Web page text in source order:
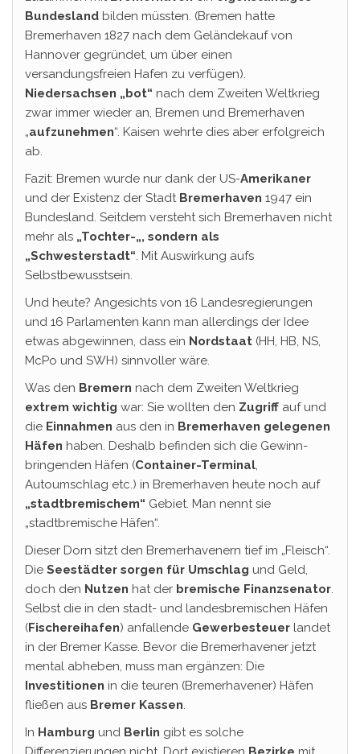
Bundesland bilden müssten. (Bremen hatte
Bremerhaven 1827 nach dem Geländekauf von
Hannover gegründet, um über einen
versandungsfreien Hafen zu verfügen).
Niedersachsen „bot“ nach dem Zweiten Weltkrieg
zwar immer wieder an, Bremen und Bremerhaven
„aufzunehmen“. Kaisen wehrte dies aber erfolgreich
ab.
Fazit: Bremen wurde nur dank der US-Amerikaner
und der Existenz der Stadt Bremerhaven 1947 ein
Bundesland. Seitdem versteht sich Bremerhaven nicht
mehr als „Tochter-„, sondern als
„Schwesterstadt“. Mit Auswirkung aufs
Selbstbewusstsein.
Und heute? Angesichts von 16 Landesregierungen
und 16 Parlamenten kann man allerdings der Idee
etwas abgewinnen, dass ein Nordstaat (HH, HB, NS,
McPo und SWH) sinnvoller wäre.
Was den Bremern nach dem Zweiten Weltkrieg
extrem wichtig war: Sie wollten den Zugriff auf und
die Einnahmen aus den in Bremerhaven gelegenen
Häfen haben. Deshalb befinden sich die Gewinn-
bringenden Häfen (Container-Terminal,
Autoumschlag etc.) in Bremerhaven heute noch auf
„stadtbremischem“ Gebiet. Man nennt sie
„stadtbremische Häfen“.
Dieser Dorn sitzt den Bremerhavenern tief im „Fleisch“.
Die Seestädter sorgen für Umschlag und Geld,
doch den Nutzen hat der bremische Finanzsenator.
Selbst die in den stadt- und landesbremischen Häfen
(Fischereihafen) anfallende Gewerbesteuer landet
in der Bremer Kasse. Bevor die Bremerhavener jetzt
mental abheben, muss man ergänzen: Die
Investitionen in die teuren (Bremerhavener) Häfen
fließen aus Bremer Kassen.
In Hamburg und Berlin gibt es solche